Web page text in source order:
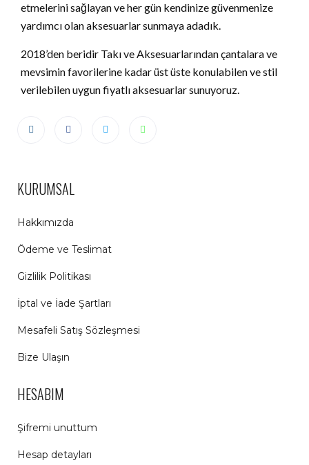
etmelerini sağlayan ve her gün kendinize güvenmenize
yardımcı olan aksesuarlar sunmaya adadık.
2018’den beridir Takı ve Aksesuarlarından çantalara ve
mevsimin favorilerine kadar üst üste konulabilen ve stil
verilebilen uygun fiyatlı aksesuarlar sunuyoruz.
KURUMSAL
Hakkımızda
Ödeme ve Teslimat
Gizlilik Politikası
İptal ve İade Şartları
Mesafeli Satış Sözleşmesi
Bize Ulaşın
HESABIM
Şifremi unuttum
Hesap detayları